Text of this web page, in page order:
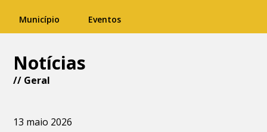
Município Eventos
Notícias
// Geral
13 maio 2026